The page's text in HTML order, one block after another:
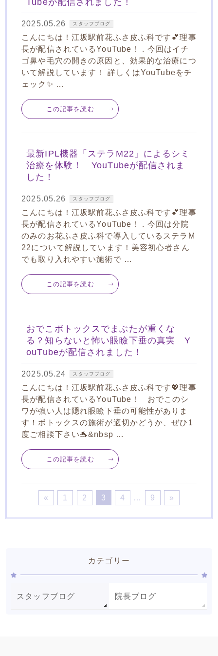
2025.05.26 スタッフブログ
こんにちは！江坂駅前花ふさ皮ふ科です💕理事
長が配信されているYouTube！ . 今回はイチ
ゴ鼻や毛穴の開きの原因と、効果的な治療につ
いて解説しています！ 詳しくはYouTubeをチ
ェック✨ …
この記事を読む
最新IPL機器「ステラM22」によるシミ
治療を体験！ YouTubeが配信されま
した！
2025.05.26 スタッフブログ
こんにちは！江坂駅前花ふさ皮ふ科です💕理事
長が配信されているYouTube！ . 今回は分院
のみのお花ふさ皮ふ科で導入しているステラM
22について解説しています！美容初心者さん
でも取り入れやすい施術で …
この記事を読む
おでこボトックスでまぶたが重くな
る？知らないと怖い眼瞼下垂の真実 Y
ouTubeが配信されました！
2025.05.24 スタッフブログ
こんにちは！江坂駅前花ふさ皮ふ科です💖理事
長が配信されているYouTube！ おでこのシ
ワが強い人は隠れ眼瞼下垂の可能性がありま
す！ボトックスの施術が適切かどうか、ぜひ1
度ご相談下さい🐬&nbsp …
この記事を読む
« 1 2 3 4 … 9 »
カテゴリー
スタッフブログ 院長ブログ